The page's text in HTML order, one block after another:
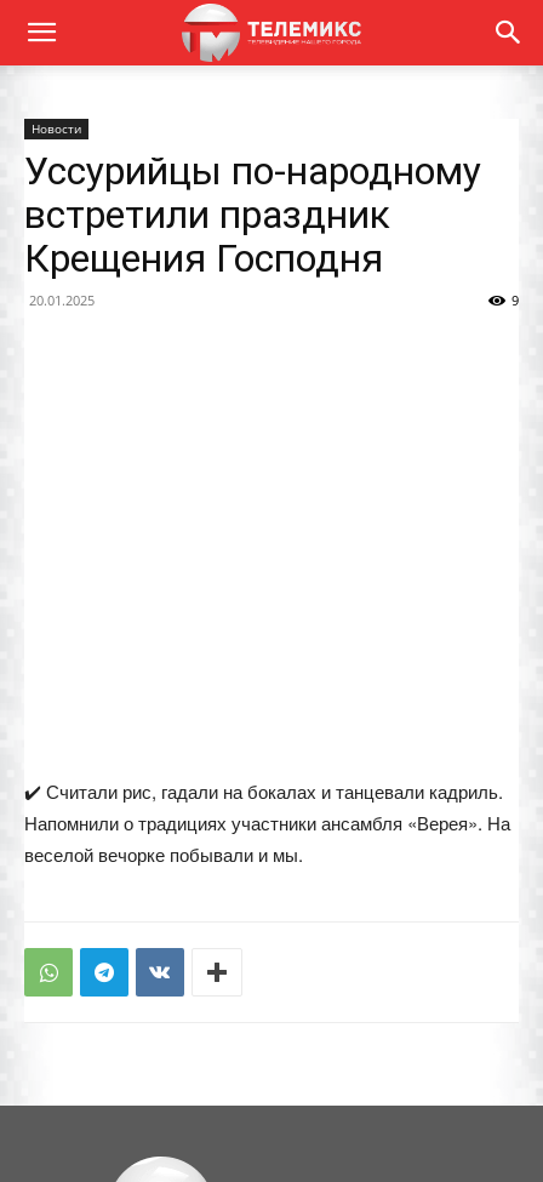
Новости
Уссурийцы по-народному
встретили праздник
Крещения Господня
20.01.2025 9
✔️ Считали рис, гадали на бокалах и танцевали кадриль.
Напомнили о традициях участники ансамбля «Верея». На
веселой вечорке побывали и мы.